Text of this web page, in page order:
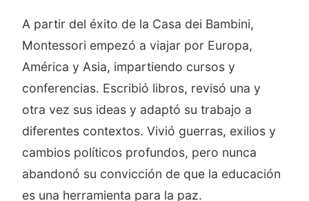
A partir del éxito de la Casa dei Bambini,
Montessori empezó a viajar por Europa,
América y Asia, impartiendo cursos y
conferencias. Escribió libros, revisó una y
otra vez sus ideas y adaptó su trabajo a
diferentes contextos. Vivió guerras, exilios y
cambios políticos profundos, pero nunca
abandonó su convicción de que la educación
es una herramienta para la paz.